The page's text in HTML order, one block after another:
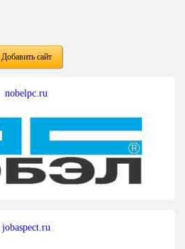
Добавить сайт
nobelpc.ru
jobaspect.ru